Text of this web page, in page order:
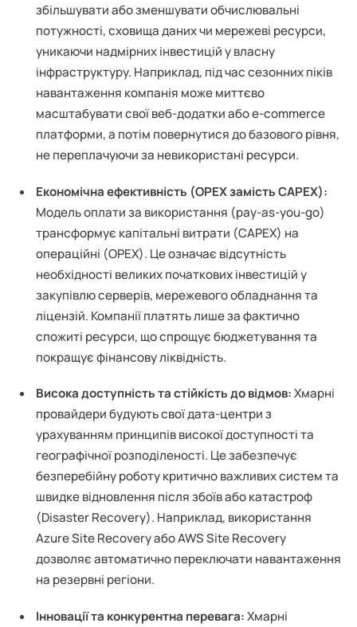
збільшувати або зменшувати обчислювальні
потужності, сховища даних чи мережеві ресурси,
уникаючи надмірних інвестицій у власну
інфраструктуру. Наприклад, під час сезонних піків
навантаження компанія може миттєво
масштабувати свої веб-додатки або e-commerce
платформи, а потім повернутися до базового рівня,
не переплачуючи за невикористані ресурси.
Економічна ефективність (OPEX замість CAPEX):
Модель оплати за використання (pay-as-you-go)
трансформує капітальні витрати (CAPEX) на
операційні (OPEX). Це означає відсутність
необхідності великих початкових інвестицій у
закупівлю серверів, мережевого обладнання та
ліцензій. Компанії платять лише за фактично
спожиті ресурси, що спрощує бюджетування та
покращує фінансову ліквідність.
Висока доступність та стійкість до відмов:Хмарні
провайдери будують свої дата-центри з
урахуванням принципів високої доступності та
географічної розподіленості. Це забезпечує
безперебійну роботу критично важливих систем та
швидке відновлення після збоїв або катастроф
(Disaster Recovery). Наприклад, використання
Azure Site Recovery або AWS Site Recovery
дозволяє автоматично переключати навантаження
на резервні регіони.
Інновації та конкурентна перевага:Хмарні